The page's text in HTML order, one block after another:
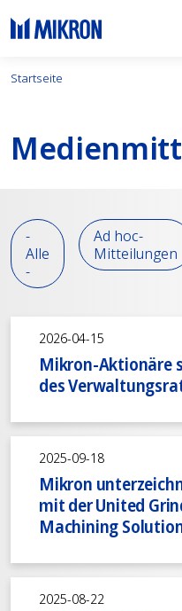
Startseite
-
Alle
-
Ad hoc-
Mitteilungen
2026-04-15
Mikron-Aktionäre
des
2025-09-18
Mikron
mit der United
Machining
2025-08-22